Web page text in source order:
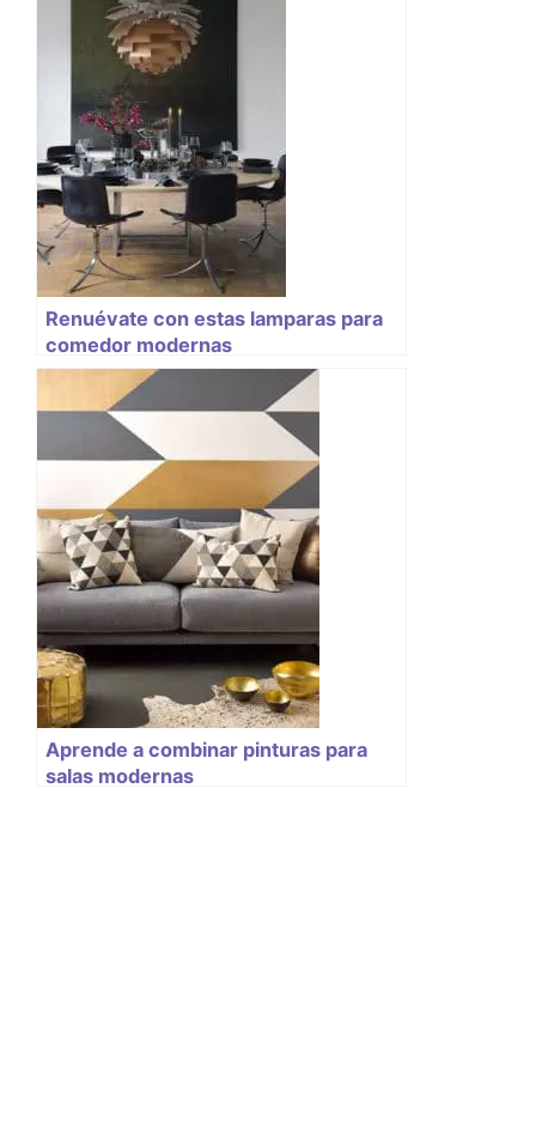
Renuévate con estas lamparas para
comedor modernas
Aprende a combinar pinturas para
salas modernas